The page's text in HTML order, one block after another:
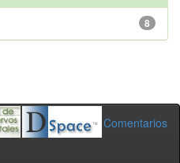
8
Comentarios